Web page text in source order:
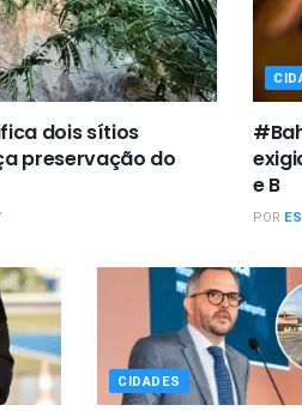
dois sítios
preservação do
e B
POR
CIDADES